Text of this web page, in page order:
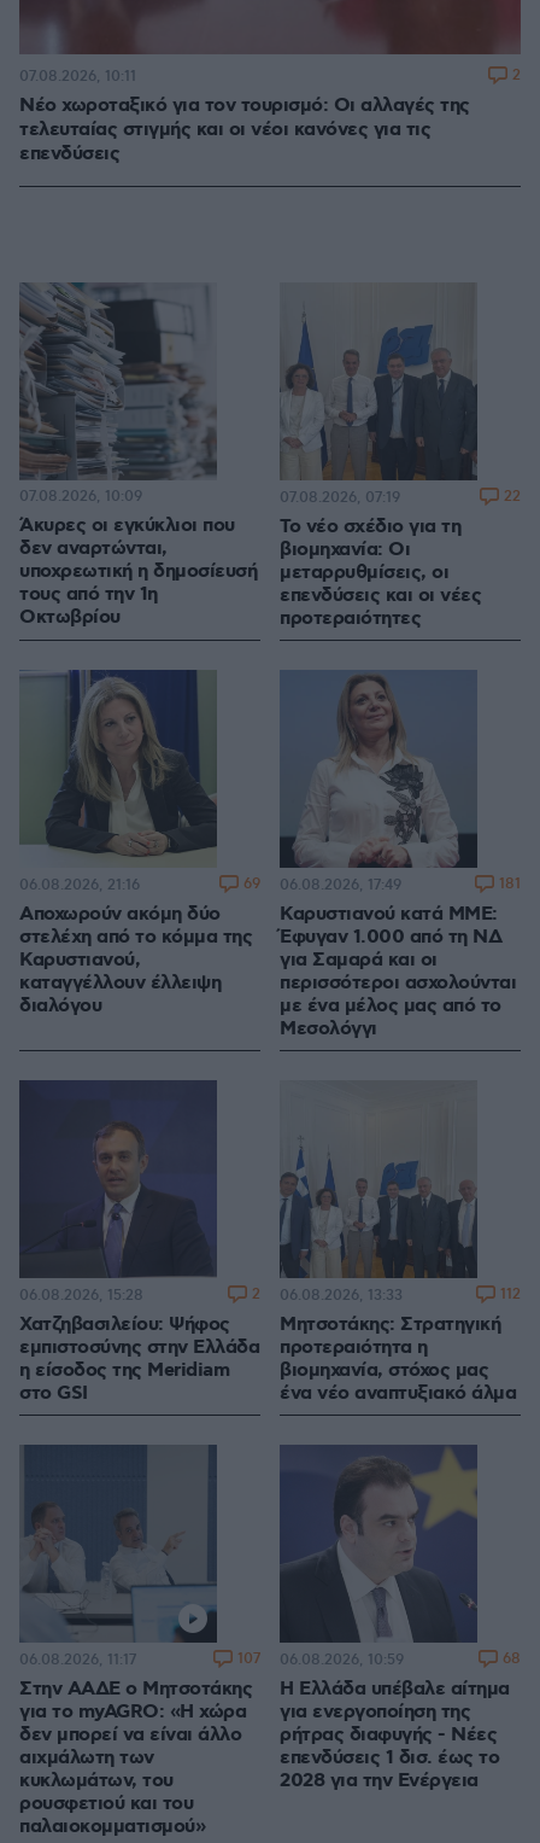
Νέο χωροταξικό για τον τουρισμό: Οι αλλαγές της
τελευταίας στιγμής και οι νέοι κανόνες για τις
επενδύσεις
07.08.2026, 10:11 2
Άκυρες οι εγκύκλιοι που
δεν αναρτώνται,
υποχρεωτική η δημοσίευσή
τους από την 1η
Οκτωβρίου
07.08.2026, 10:09
Το νέο σχέδιο για τη
βιομηχανία: Οι
μεταρρυθμίσεις, οι
επενδύσεις και οι νέες
προτεραιότητες
07.08.2026, 07:19 22
Αποχωρούν ακόμη δύο
στελέχη από το κόμμα της
Καρυστιανού,
καταγγέλλουν έλλειψη
διαλόγου
06.08.2026, 21:16 69
Καρυστιανού κατά ΜΜΕ:
Έφυγαν 1.000 από τη ΝΔ
για Σαμαρά και οι
περισσότεροι ασχολούνται
με ένα μέλος μας από το
Μεσολόγγι
06.08.2026, 17:49 181
Χατζηβασιλείου: Ψήφος
εμπιστοσύνης στην Ελλάδα
η είσοδος της Meridiam
στο GSI
06.08.2026, 15:28 2
Μητσοτάκης: Στρατηγική
προτεραιότητα η
βιομηχανία, στόχος μας
ένα νέο αναπτυξιακό άλμα
06.08.2026, 13:33 112
Στην ΑΑΔΕ ο Μητσοτάκης
για το myAGRO: «Η χώρα
δεν μπορεί να είναι άλλο
αιχμάλωτη των
κυκλωμάτων, του
ρουσφετιού και του
παλαιοκομματισμού»
06.08.2026, 11:17 107
Η Ελλάδα υπέβαλε αίτημα
για ενεργοποίηση της
ρήτρας διαφυγής - Νέες
επενδύσεις 1 δισ. έως το
2028 για την Ενέργεια
06.08.2026, 10:59 68